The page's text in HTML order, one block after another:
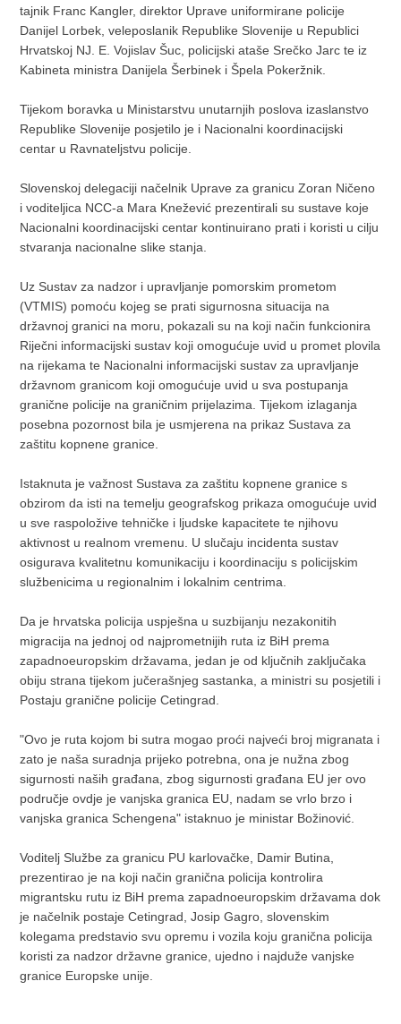
tajnik Franc Kangler, direktor Uprave uniformirane policije
Danijel Lorbek, veleposlanik Republike Slovenije u Republici
Hrvatskoj NJ. E. Vojislav Šuc, policijski ataše Srečko Jarc te iz
Kabineta ministra Danijela Šerbinek i Špela Pokeržnik.
Tijekom boravka u Ministarstvu unutarnjih poslova izaslanstvo
Republike Slovenije posjetilo je i Nacionalni koordinacijski
centar u Ravnateljstvu policije.
Slovenskoj delegaciji načelnik Uprave za granicu Zoran Ničeno
i voditeljica NCC-a Mara Knežević prezentirali su sustave koje
Nacionalni koordinacijski centar kontinuirano prati i koristi u cilju
stvaranja nacionalne slike stanja.
Uz Sustav za nadzor i upravljanje pomorskim prometom
(VTMIS) pomoću kojeg se prati sigurnosna situacija na
državnoj granici na moru, pokazali su na koji način funkcionira
Riječni informacijski sustav koji omogućuje uvid u promet plovila
na rijekama te Nacionalni informacijski sustav za upravljanje
državnom granicom koji omogućuje uvid u sva postupanja
granične policije na graničnim prijelazima. Tijekom izlaganja
posebna pozornost bila je usmjerena na prikaz Sustava za
zaštitu kopnene granice.
Istaknuta je važnost Sustava za zaštitu kopnene granice s
obzirom da isti na temelju geografskog prikaza omogućuje uvid
u sve raspoložive tehničke i ljudske kapacitete te njihovu
aktivnost u realnom vremenu. U slučaju incidenta sustav
osigurava kvalitetnu komunikaciju i koordinaciju s policijskim
službenicima u regionalnim i lokalnim centrima.
Da je hrvatska policija uspješna u suzbijanju nezakonitih
migracija na jednoj od najprometnijih ruta iz BiH prema
zapadnoeuropskim državama, jedan je od ključnih zaključaka
obiju strana tijekom jučerašnjeg sastanka, a ministri su posjetili i
Postaju granične policije Cetingrad.
"Ovo je ruta kojom bi sutra mogao proći najveći broj migranata i
zato je naša suradnja prijeko potrebna, ona je nužna zbog
sigurnosti naših građana, zbog sigurnosti građana EU jer ovo
područje ovdje je vanjska granica EU, nadam se vrlo brzo i
vanjska granica Schengena" istaknuo je ministar Božinović.
Voditelj Službe za granicu PU karlovačke, Damir Butina,
prezentirao je na koji način granična policija kontrolira
migrantsku rutu iz BiH prema zapadnoeuropskim državama dok
je načelnik postaje Cetingrad, Josip Gagro, slovenskim
kolegama predstavio svu opremu i vozila koju granična policija
koristi za nadzor državne granice, ujedno i najduže vanjske
granice Europske unije.